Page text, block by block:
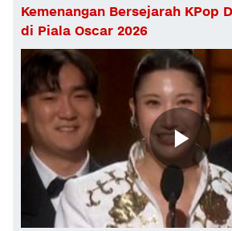
Kemenangan Bersejarah KPop
di Piala Oscar 2026